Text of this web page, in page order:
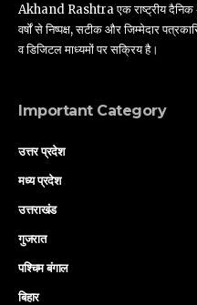
Akhand Rashtra एक राष्ट्रीय दैनिक
वर्षों से निष्पक्ष, सटीक और जिम्मेदार
व डिजिटल माध्यमों पर सक्रिय है।
Important Category
उत्तर प्रदेश
मध्य प्रदेश
उत्तराखंड
गुजरात
पश्चिम बंगाल
बिहार